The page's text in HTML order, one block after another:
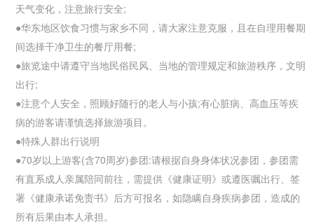
天气变化，注意旅行安全;
●华东地区饮食习惯与家乡不同，请大家注意克服，且在自理用餐期
间选择干净卫生的餐厅用餐;
●旅览途中请遵守当地民俗民风、当地的管理规定和旅游秩序，文明
出行;
●注意个人安全，照顾好随行的老人与小孩;有心脏病、高血压等疾
病的游客请谨慎选择旅游项目。
●特殊人群出行说明
●70岁以上游客(含70周岁)参团:请根据自身身体状况参团，参团需
有直系成人亲属陪同前往，需提供《健康证明》或遵医嘱出行、签
署《健康承诺免责书》后方可报名，如隐瞒自身疾病参团，造成的
所有后果由本人承担。